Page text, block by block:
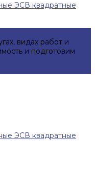
ЭСВ квадратные
видах работ и
и подготовим
ЭСВ квадратные